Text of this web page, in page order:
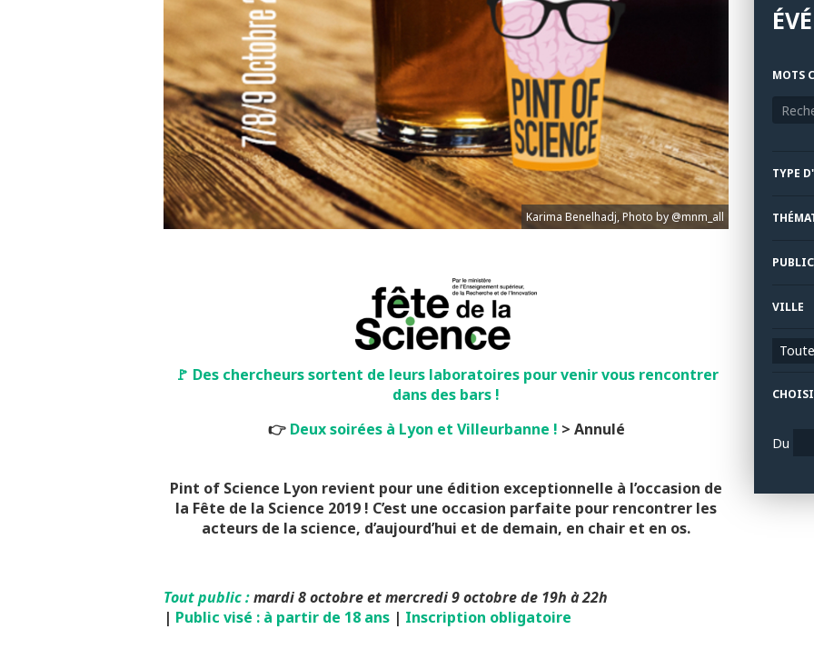
Karima Benelhadj, Photo by @mnm_all
🚩 Des chercheurs sortent de leurs laboratoires pour venir vous rencontrer
dans des bars !
👉 Deux soirées à Lyon et Villeurbanne ! > Annulé
Pint of Science Lyon revient pour une édition exceptionnelle à l’occasion de
la Fête de la Science 2019 ! C’est une occasion parfaite pour rencontrer les
acteurs de la science, d’aujourd’hui et de demain, en chair et en os.
Tout public :mardi8 octobre et mercredi 9 octobre de 19h à 22h
| Public visé : à partir de 18 ans | Inscription obligatoire
MOTS
TYPE
VILLE
Du